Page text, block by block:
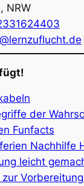
, NRW
der
Funfacts
Nachhilfe
leicht
zur